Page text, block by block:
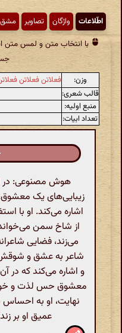
اطّلاعات واژگان تصاویر
با انتخاب متن و لمس متن
وزن:
فعلاتن فعلاتن
قالب شعری:
منبع اولیه:
تعداد ابیات:
هوش مصنوعی: در
زیبایی‌های یک
اشاره می‌کند. او با
از شاخ سمن
می‌زند، فضایی
شاعر به عشق و
و اشاره می‌کند که در
معشوق حس لذت و
نهایت، او به احساس
عمیق او بر